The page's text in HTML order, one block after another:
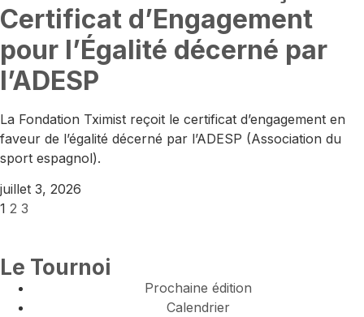
Certificat d’Engagement
pour l’Égalité décerné par
l’ADESP
La Fondation Tximist reçoit le certificat d’engagement en
faveur de l’égalité décerné par l’ADESP (Association du
sport espagnol).
juillet 3, 2026
1 2 3
Le Tournoi
Prochaine édition
Calendrier